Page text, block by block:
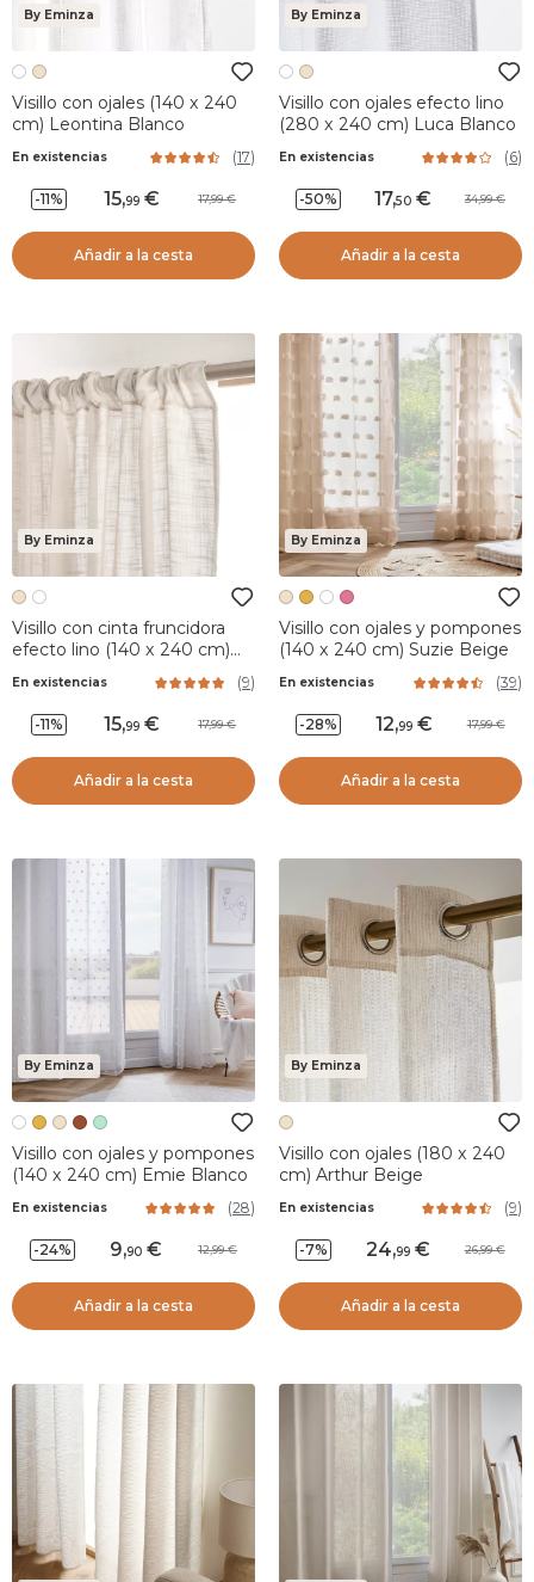
By Eminza
Visillo con ojales (140 x 240
cm) Leontina Blanco
En existencias (17)
-11% 15,99 17,99
Añadir a la cesta
By Eminza
Visillo con ojales efecto lino
(280 x 240 cm) Luca Blanco
En existencias (6)
-50% 17,50 34,99
Añadir a la cesta
By Eminza
Visillo con cinta fruncidora
efecto lino (140 x 240 cm)
En existencias (9)
-11% 15,99 17,99
Añadir a la cesta
By Eminza
Visillo con ojales y pompones
(140 x 240 cm) Suzie Beige
En existencias (39)
-28% 12,99 17,99
Añadir a la cesta
By Eminza
Visillo con ojales y pompones
(140 x 240 cm) Emie Blanco
En existencias (28)
-24% 9,90 12,99
Añadir a la cesta
By Eminza
Visillo con ojales (180 x 240
cm) Arthur Beige
En existencias (9)
-7% 24,99 26,99
Añadir a la cesta